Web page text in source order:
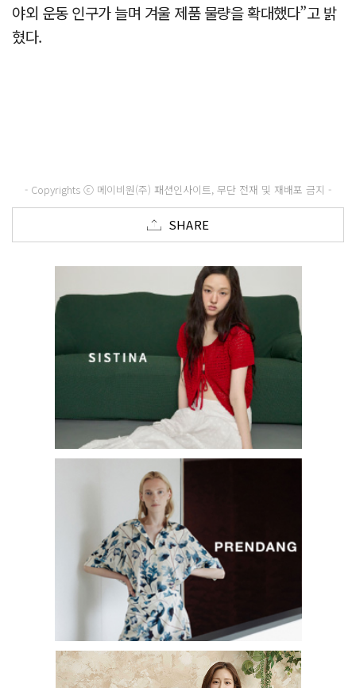
야외 운동 인구가 늘며 겨울 제품 물량을 확대했다”고 밝
혔다.
- Copyrights ⓒ 메이비원(주) 패션인사이트, 무단 전재 및 재배포 금지 -
SHARE